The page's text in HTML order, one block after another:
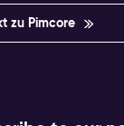
zu Pimcore